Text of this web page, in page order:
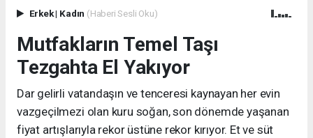
Erkek| Kadın (Haberi Sesli Oku)
Mutfakların Temel Taşı
Tezgahta El Yakıyor
Dar gelirli vatandaşın ve tenceresi kaynayan her evin
vazgeçilmezi olan kuru soğan, son dönemde yaşanan
fiyat artışlarıyla rekor üstüne rekor kırıyor. Et ve süt